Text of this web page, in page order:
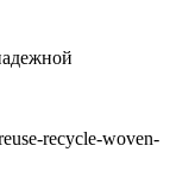
recycle-woven-